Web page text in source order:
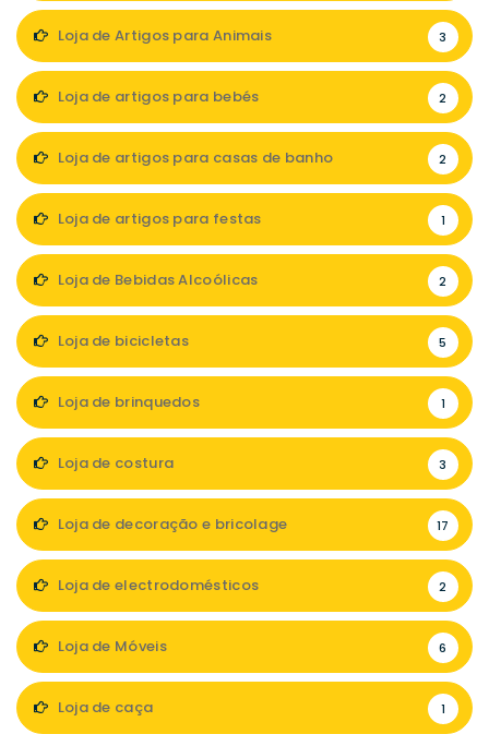
Loja de Artigos para Animais 3
Loja de artigos para bebés 2
Loja de artigos para casas de banho 2
Loja de artigos para festas 1
Loja de Bebidas Alcoólicas 2
Loja de bicicletas 5
Loja de brinquedos 1
Loja de costura 3
Loja de decoração e bricolage 17
Loja de electrodomésticos 2
Loja de Móveis 6
Loja de caça 1